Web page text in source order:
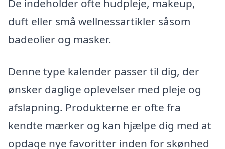
De indeholder ofte hudpleje, makeup,
duft eller små wellnessartikler såsom
badeolier og masker.
Denne type kalender passer til dig, der
ønsker daglige oplevelser med pleje og
afslapning. Produkterne er ofte fra
kendte mærker og kan hjælpe dig med at
opdage nye favoritter inden for skønhed